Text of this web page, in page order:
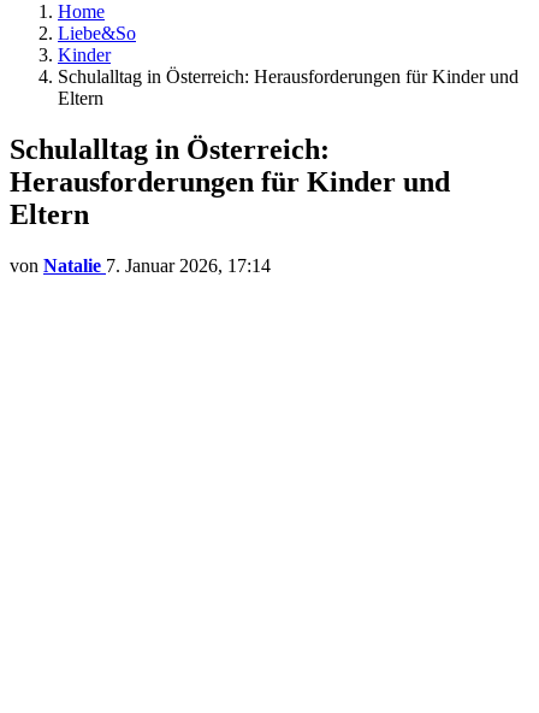
Home
Liebe&So
Kinder
Schulalltag in Österreich: Herausforderungen für Kinder und
Eltern
Schulalltag in Österreich:
Herausforderungen für Kinder und
Eltern
von Natalie 7. Januar 2026, 17:14